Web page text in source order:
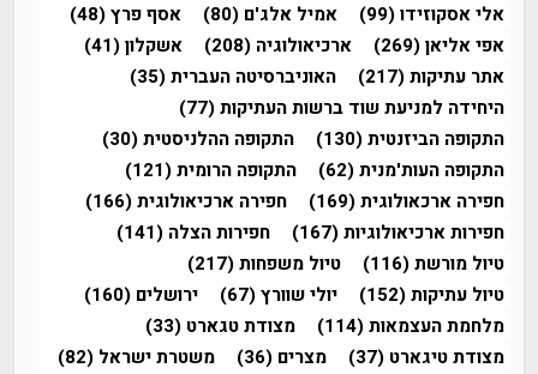
אלי אסקוזידו(99) אמיל אלג'ם (80) אסף פרץ(48)
אפי אליאן(269) ארכיאולוגיה (208) אשקלון(41)
אתר עתיקות(217) האוניברסיטה העברית(35)
היחידה למניעת שוד ברשות העתיקות(77)
התקופה הביזנטית(130) התקופה ההלניסטית(30)
התקופה העות'מנית(62) התקופה הרומית(121)
חפירה ארכאולוגית(169) חפירה ארכיאולוגית(166)
חפירות ארכיאולוגיות(167) חפירות הצלה (141)
טיול מורשת(116) טיול משפחות(217)
טיול עתיקות(152) יולי שוורץ(67) ירושלים (160)
מלחמת העצמאות(114) מצודת טגארט (33)
מצודת טיגארט (37) מצרים (36) משטרת ישראל (82)